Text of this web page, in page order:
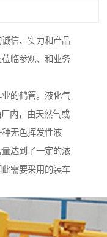
信、实力和产品
临参观、和业务
的鹤管。液化气
内，由天然气或
无色挥发性液
达到了一定的浓
需要采用的装车